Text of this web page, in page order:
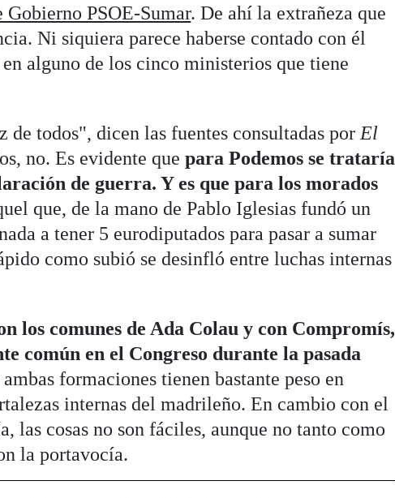
Gobierno PSOE-Sumar. De ahí la extrañeza que
Ni siquiera parece haberse contado con él
alguno de los cinco ministerios que tiene
de todos", dicen las fuentes consultadas por El
no. Es evidente quepara Podemos se trataría
de guerra. Y es que para los morados
que, de la mano de Pablo Iglesias fundó un
a tener 5 eurodiputados para pasar a sumar
como subió se desinfló entre luchas internas
los comunes de Ada Colau y con Compromís,
común en el Congreso durante la pasada
formaciones tienen bastante peso en
internas del madrileño. En cambio con el
las cosas no son fáciles, aunque no tanto como
la portavocía.